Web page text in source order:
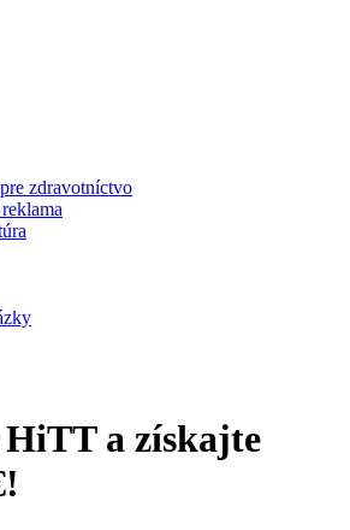
zdravotníctvo
a získajte